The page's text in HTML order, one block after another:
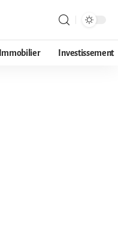
Immobilier Investissement